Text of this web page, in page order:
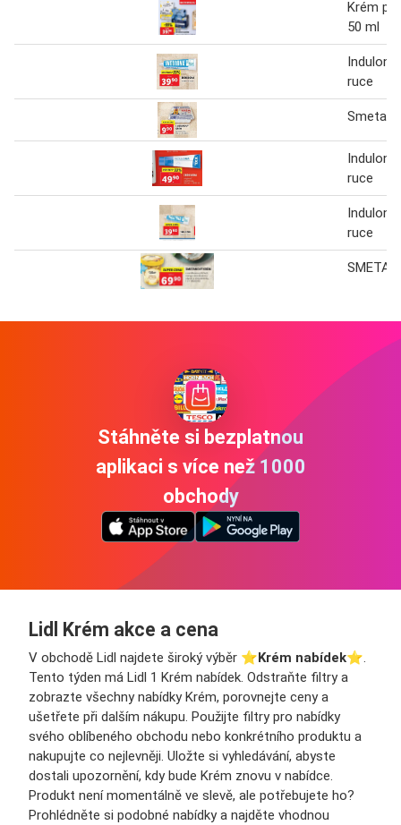
Krém
50 ml
ruce
ruce
ruce
Stáhněte si bezplatnou
aplikaci s více než 1000
obchody
Lidl Krém akce a cena
V obchodě Lidl najdete široký výběr ⭐️Krém nabídek⭐️.
Tento týden má Lidl 1 Krém nabídek. Odstraňte filtry a
zobrazte všechny nabídky Krém, porovnejte ceny a
ušetřete při dalším nákupu. Použijte filtry pro nabídky
svého oblíbeného obchodu nebo konkrétního produktu a
nakupujte co nejlevněji. Uložte si vyhledávání, abyste
dostali upozornění, kdy bude Krém znovu v nabídce.
Produkt není momentálně ve slevě, ale potřebujete ho?
Prohlédněte si podobné nabídky a najděte vhodnou